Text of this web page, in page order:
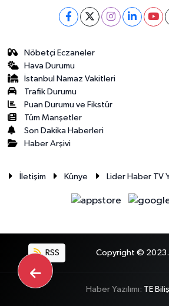
Nöbetçi Eczaneler
Hava Durumu
İstanbul Namaz Vakitleri
Trafik Durumu
Puan Durumu ve Fikstür
Tüm Manşetler
Son Dakika Haberleri
Haber Arşivi
İletişim Künye Lider Haber TV
RSS Copyright © 2023.
Haber Yazılımı: TE